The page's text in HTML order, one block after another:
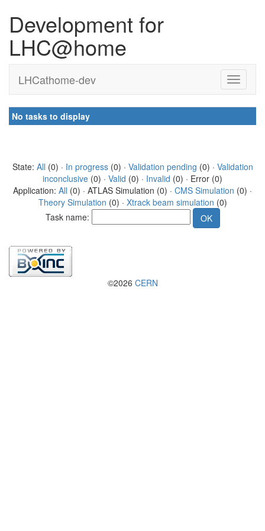
Development for
LHC@home
LHCathome-dev
No tasks to display
State: All (0) · In progress(0) · Validation pending (0) · Validation
inconclusive (0) · Valid (0) · Invalid (0) · Error (0)
Application: All (0) · ATLAS Simulation (0) · CMS Simulation (0) ·
Theory Simulation (0) · Xtrack beam simulation (0)
Task name:
©2026 CERN